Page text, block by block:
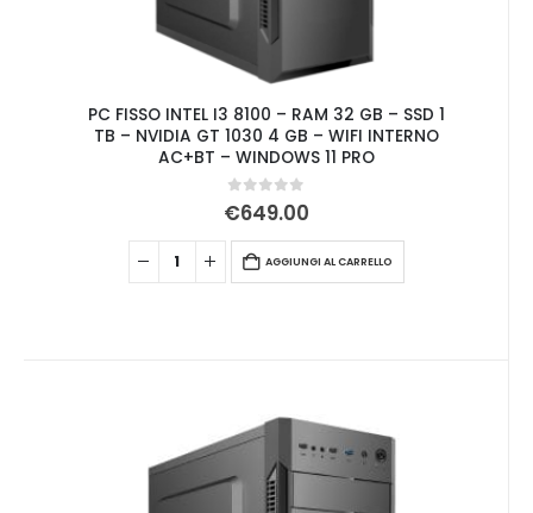
PC FISSO INTEL I3 8100 – RAM 32 GB – SSD 1
TB – NVIDIA GT 1030 4 GB – WIFI INTERNO
AC+BT – WINDOWS 11 PRO
0 Su 5
€649.00
AGGIUNGI AL CARRELLO